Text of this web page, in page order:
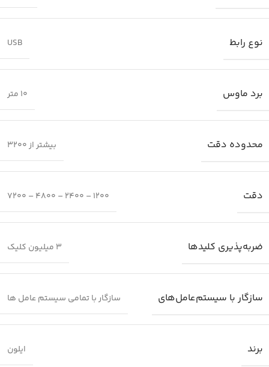
نوع رابط USB
برد ماوس 10 متر
محدوده دقت بیشتر از 3200
دقت 1200 – 2400 – 4800 – 7200
ضربه‌پذیری کلیدها 3 میلیون کلیک
سازگار با سیستم‌عامل‌های سازگار با تمامی سیستم عامل ها
برند ایلون